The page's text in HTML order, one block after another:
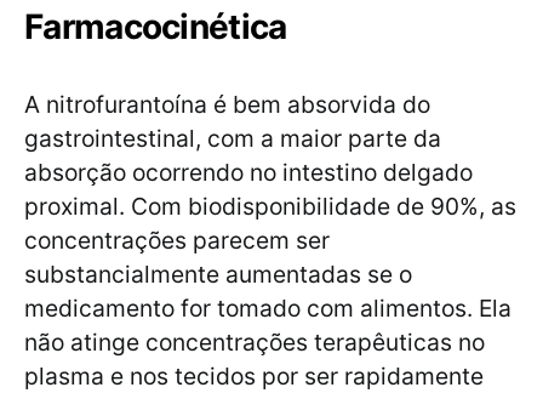
Farmacocinética
A nitrofurantoína é bem absorvida do
gastrointestinal, com a maior parte da
absorção ocorrendo no intestino delgado
proximal. Com biodisponibilidade de 90%, as
concentrações parecem ser
substancialmente aumentadas se o
medicamento for tomado com alimentos. Ela
não atinge concentrações terapêuticas no
plasma e nos tecidos por ser rapidamente